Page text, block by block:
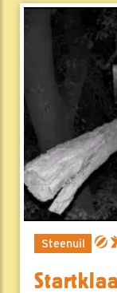
Steenuil